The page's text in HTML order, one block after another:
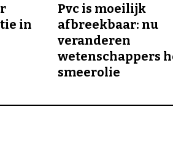
in
Pvc is moeilijk
afbreekbaar: nu
veranderen
wetenschappers
smeerolie